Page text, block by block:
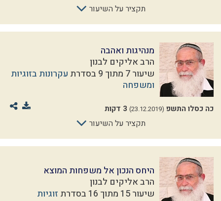
תקציר על השיעור
מנהיגות ואהבה
הרב אליקים לבנון
שיעור 7 מתוך 9 בסדרת
עקרונות בזוגיות
ומשפחה
כה כסלו התשפ (23.12.2019) 3 דקות
תקציר על השיעור
היחס הנכון אל משפחות המוצא
הרב אליקים לבנון
שיעור 15 מתוך 16 בסדרת
זוגיות